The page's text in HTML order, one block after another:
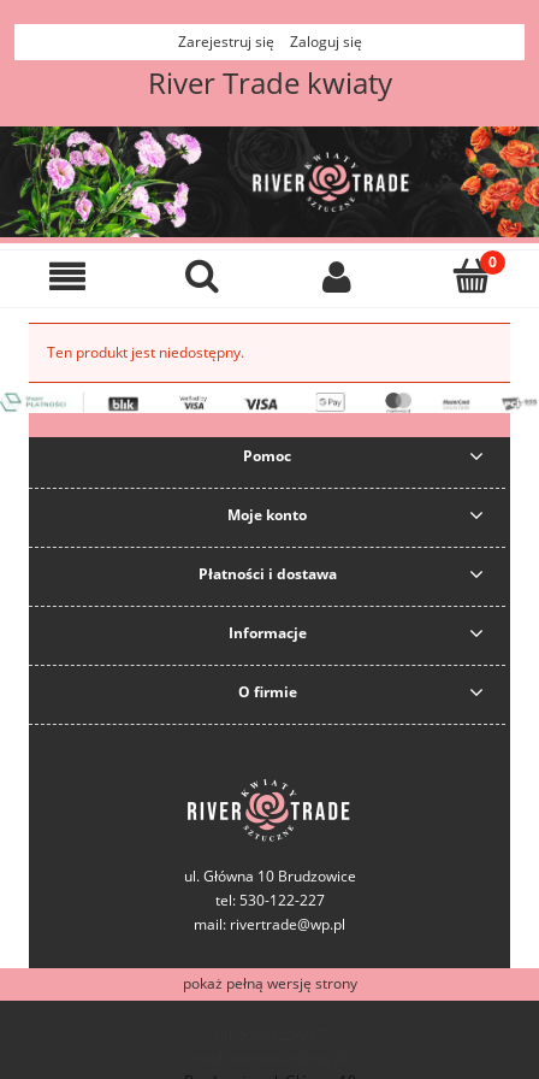
Zarejestruj się Zaloguj się
River Trade kwiaty
Ten produkt jest niedostępny.
Pomoc
Moje konto
Płatności i dostawa
Informacje
O firmie
ul. Główna 10 Brudzowice
tel: 530-122-227
mail: rivertrade@wp.pl
pokaż pełną wersję strony